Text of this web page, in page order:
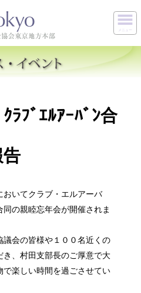
メニュー
ﾗﾌﾞｴﾙｱｰﾊﾞﾝ合
おいてクラブ・エルアーバ
の親睦忘年会が開催されま
議会の皆様や１００名近くの
、村田支部長のご厚意で大
楽しい時間を過ごさせてい